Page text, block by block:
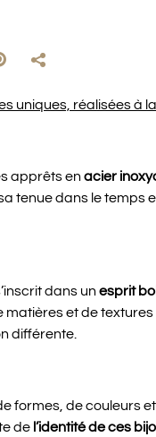
uniques, réalisées à
apprêts enacier
tenue dans le temps
dans unesprit
matières et de
différente.
formes, de couleurs
de l’identité de ces